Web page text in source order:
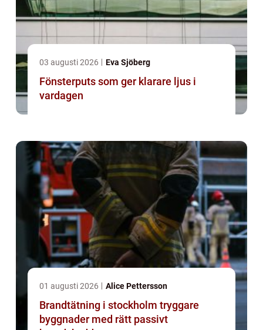
03 augusti 2026 Eva Sjöberg
Fönsterputs som ger klarare ljus i
vardagen
01 augusti 2026 Alice Pettersson
Brandtätning i stockholm tryggare
byggnader med rätt passivt